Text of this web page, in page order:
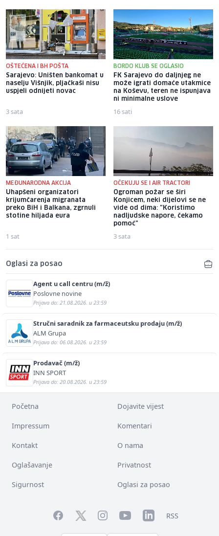
OŠTEĆENA I BH POŠTA
Sarajevo: Uništen bankomat u
naselju Višnjik, pljačkaši nisu
uspjeli odnijeti novac
3 sata
BORDO KLUB SE OGLASIO
FK Sarajevo do daljnjeg ne
može igrati domaće utakmice
na Koševu, teren ne ispunjava
ni minimalne uslove
16 sati
MEĐUNARODNA AKCIJA
Uhapšeni organizatori
krijumčarenja migranata
preko BiH i Balkana, zgrnuli
stotine hiljada eura
1 sat
OČEKUJU SE I AIR TRACTORI
Ogroman požar se širi
Konjicem, neki dijelovi se ne
vide od dima: "Koristimo
nadljudske napore, čekamo
pomoć"
3 sata
Oglasi za posao
Agent u call centru (m/ž)
Poslovne novine
Prijava do: 21.08.2026. u 23:59
Stručni saradnik za farmaceutsku prodaju (m/ž)
ALM Grupa
Prijava do: 06.08.2026. u 23:59
Prodavač (m/ž)
INN SPORT
Prijava do: 20.08.2026. u 23:59
Početna Dojavite vijest
Impressum Komentari
Kontakt O nama
Oglašavanje Privatnost
Sigurnost Oglasi za posao
FacebookTwitterInstagramYouTubeLinkedInRSS